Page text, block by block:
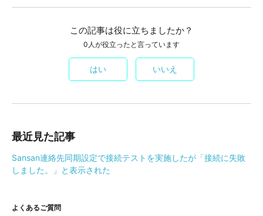
この記事は役に立ちましたか？
0人が役立ったと言っています
はい いいえ
最近見た記事
Sansan連絡先同期設定で接続テストを実施したが「接続に失敗
しました。」と表示された
よくあるご質問